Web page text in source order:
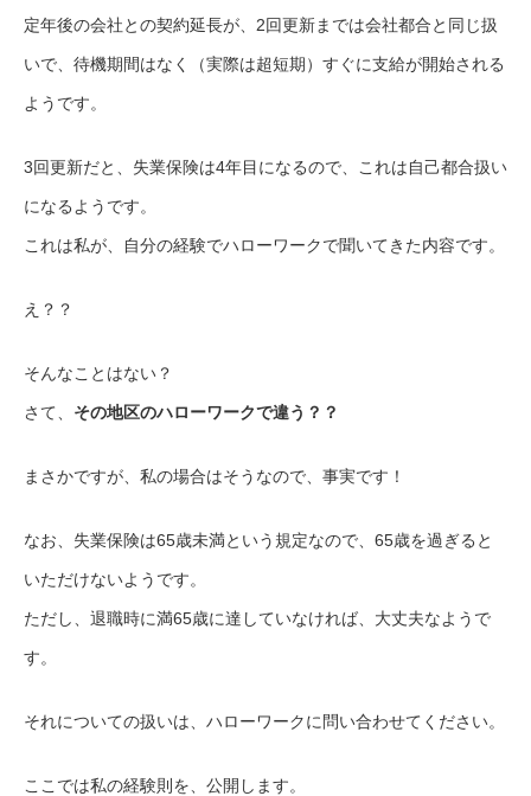
定年後の会社との契約延長が、2回更新までは会社都合と同じ扱
いで、待機期間はなく（実際は超短期）すぐに支給が開始される
ようです。
3回更新だと、失業保険は4年目になるので、これは自己都合扱い
になるようです。
これは私が、自分の経験でハローワークで聞いてきた内容です。
え？？
そんなことはない？
さて、 その地区のハローワークで違う？？
まさかですが、私の場合はそうなので、事実です！
なお、失業保険は65歳未満という規定なので、65歳を過ぎると
いただけないようです。
ただし、退職時に満65歳に達していなければ、大丈夫なようで
す。
それについての扱いは、ハローワークに問い合わせてください。
ここでは私の経験則を、公開します。